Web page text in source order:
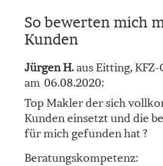
So bewerten mich
Kunden
Jürgen H.aus Eitting,
am 06.08.2020:
Top Makler der sich
Kunden einsetzt und die
für mich gefunden hat ?
Beratungskompetenz: